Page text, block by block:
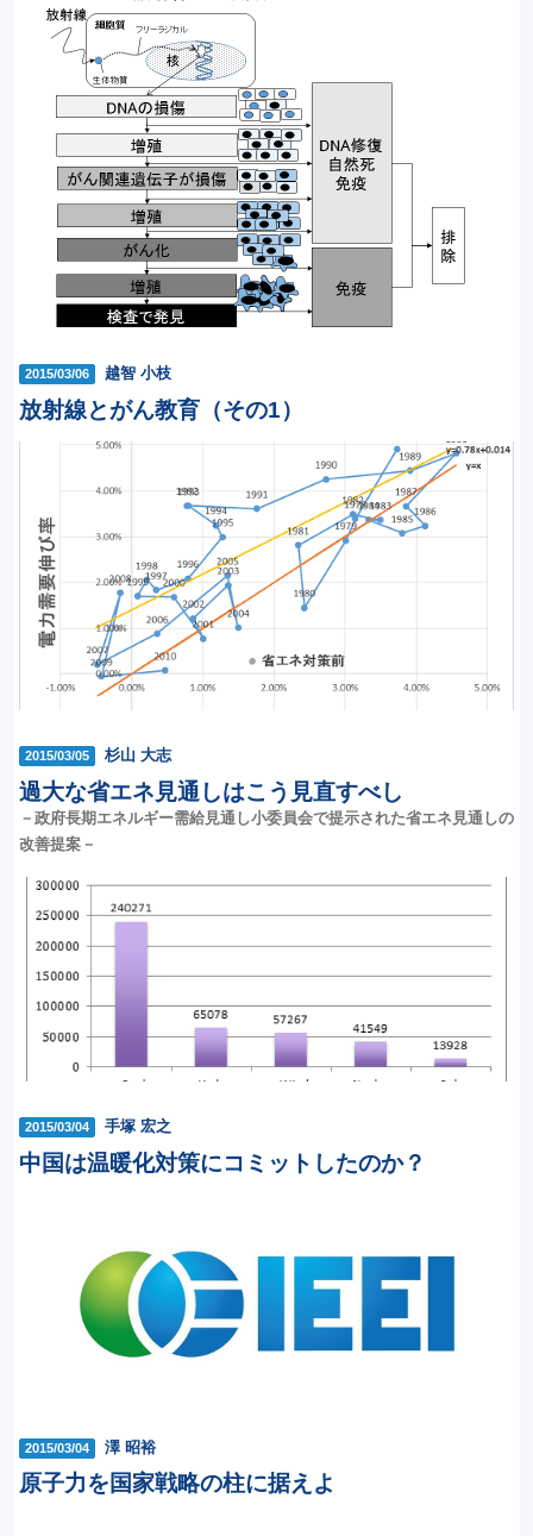
2015/03/06 越智 小枝
放射線とがん教育（その1）
2015/03/05 杉山 大志
過大な省エネ見通しはこう見直すべし
－政府長期エネルギー需給見通し小委員会で提示された省エネ見通しの
改善提案－
2015/03/04 手塚 宏之
中国は温暖化対策にコミットしたのか？
2015/03/04 澤 昭裕
原子力を国家戦略の柱に据えよ